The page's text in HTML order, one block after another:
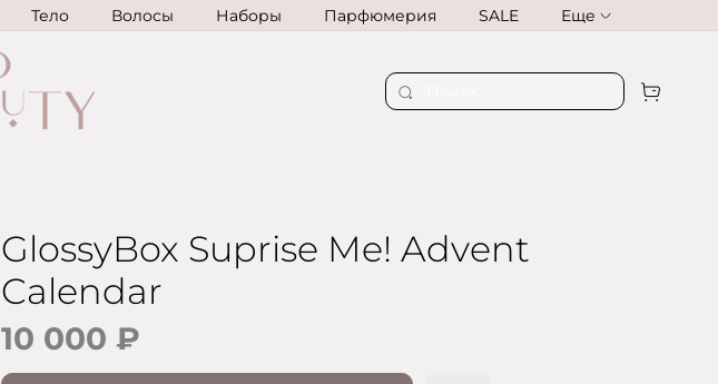
Тело Волосы Наборы Парфюмерия SALE Еще
GlossyBox Suprise Me! Advent
Calendar
10 000 ₽